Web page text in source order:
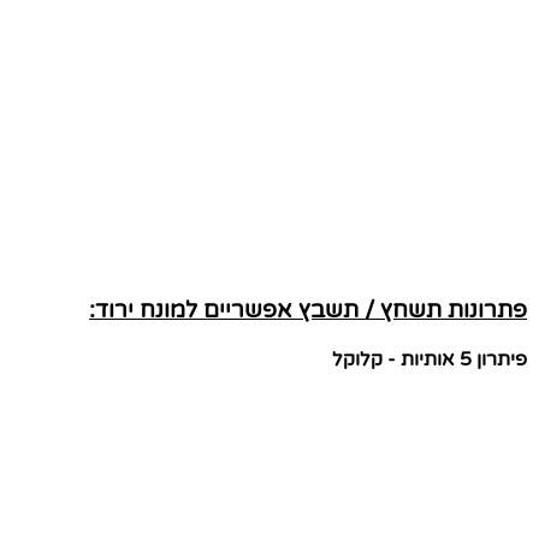
פתרונות תשחץ / תשבץ אפשריים למונח ירוד:
פיתרון 5 אותיות - קלוקל